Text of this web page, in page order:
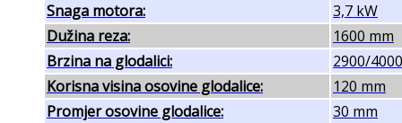
Snaga motora:
3,7 kW
Dužina reza:
1600 mm
Brzina na glodalici:
2900/
Korisna visina osovine glodalice:
120 mm
Promjer osovine glodalice:
30 mm